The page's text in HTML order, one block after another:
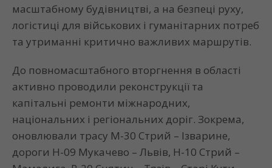
масштабному будівництві, а на безпеці руху,
логістиці для військових і гуманітарних потреб
та утриманні критично важливих маршрутів.
До повномасштабного вторгнення в області
активно проводили реконструкції та
капітальні ремонти міжнародних,
національних і регіональних доріг. Зокрема,
оновлювали трасу М-30 Стрий – Ізварине,
дороги Н-09 Мукачево – Львів, Н-10 Стрий –